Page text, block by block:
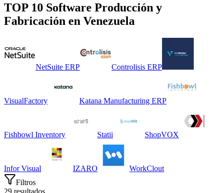
TOP 10 Software Producción y
Fabricación en Venezuela
NetSuite ERP Controlisis ERP
VisualFactory Katana Manufacturing ERP
Fishbowl Inventory Statii ShopVOX
Infor Visual IZARO
WorkClout
Filtros
29 resultados